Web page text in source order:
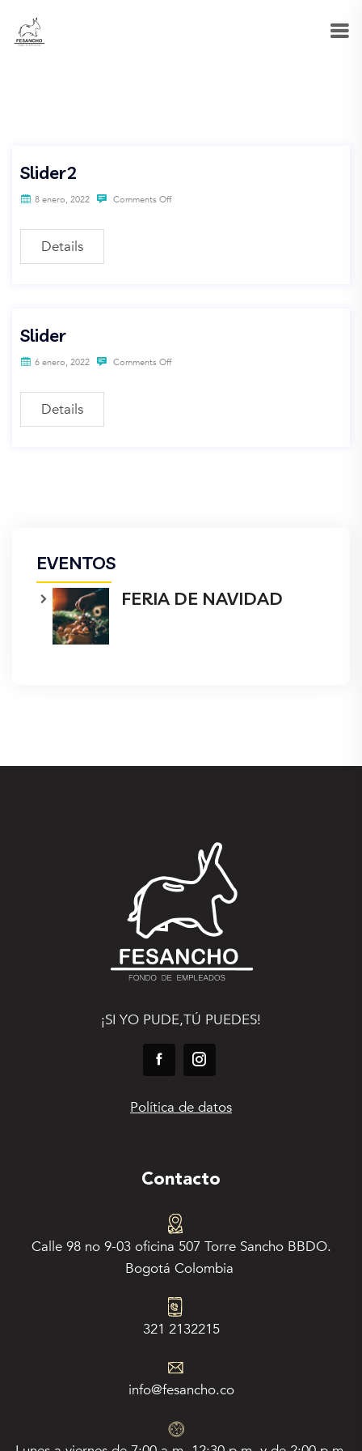
Slider2
8 enero, 2022 Comments Off
Details
Slider
6 enero, 2022 Comments Off
Details
EVENTOS
FERIA DE NAVIDAD
¡SI YO PUDE,TÚ PUEDES!
Política de datos
Contacto
Calle 98 no 9-03 oficina 507 Torre Sancho BBDO.
Bogotá Colombia
321 2132215
info@fesancho.co